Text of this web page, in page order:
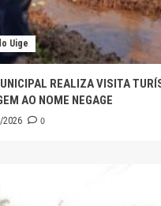
Uige
REALIZA VISITA
AO NOME NEGAGE
2026 0